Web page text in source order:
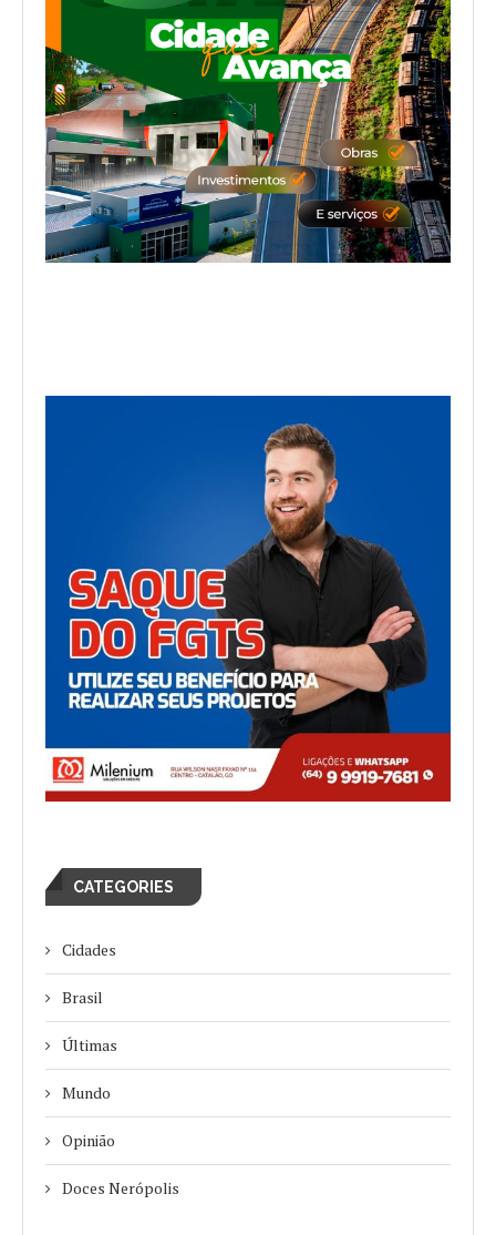
CATEGORIES
Cidades
Brasil
Últimas
Mundo
Opinião
Doces Nerópolis